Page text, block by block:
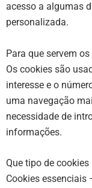
acesso a algumas
personalizada.
Para que servem
Os cookies são
interesse e o
uma navegação
necessidade de
informações.
Que tipo de
Cookies essenciais